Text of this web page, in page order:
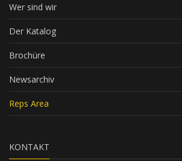
Wer sind wir
Der Katalog
Brochüre
Newsarchiv
Reps Area
KONTAKT